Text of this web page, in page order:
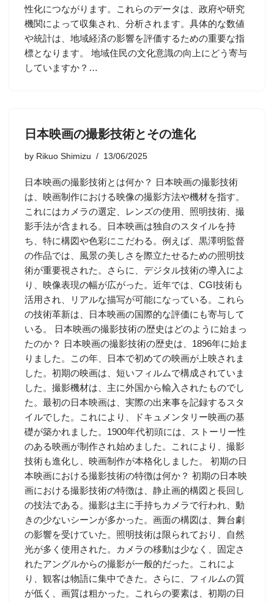
性化につながります。これらのデータは、政府や研究
機関によって収集され、分析されます。具体的な数値
や統計は、地域経済の影響を評価するための重要な指
標となります。 地域住民の文化意識の向上にどう寄与
していますか？…
日本映画の撮影技術とその進化
by Rikuo Shimizu 13/06/2025
日本映画の撮影技術とは何か？ 日本映画の撮影技術
は、映画制作における映像の撮影方法や機材を指す。
これにはカメラの選定、レンズの使用、照明技術、撮
影手法が含まれる。日本映画は独自のスタイルを持
ち、特に構図や色彩にこだわる。例えば、黒澤明監督
の作品では、風景の美しさを際立たせるための照明技
術が重要視された。さらに、デジタル技術の導入によ
り、映像表現の幅が広がった。近年では、CGI技術も
活用され、リアルな描写が可能になっている。これら
の技術革新は、日本映画の国際的な評価にも寄与して
いる。 日本映画の撮影技術の歴史はどのように始まっ
たのか？ 日本映画の撮影技術の歴史は、1896年に始ま
りました。この年、日本で初めての映画が上映されま
した。初期の映画は、短いフィルムで構成されていま
した。撮影機材は、主に外国から輸入されたものでし
た。最初の日本映画は、実際の出来事を記録するスタ
イルでした。これにより、ドキュメンタリー映画の基
礎が築かれました。1900年代初頭には、ストーリー性
のある映画が制作され始めました。これにより、撮影
技術も進化し、映画制作が本格化しました。 初期の日
本映画における撮影技術の特徴は何か？ 初期の日本映
画における撮影技術の特徴は、静止画的構図と長回し
の技法である。撮影は主に手持ちカメラで行われ、動
きの少ないシーンが多かった。画面の構図は、舞台劇
の影響を受けていた。照明技術は限られており、自然
光が多く使用された。カメラの移動は少なく、固定さ
れたアングルからの撮影が一般的だった。これによ
り、観客は物語に集中できた。さらに、フィルムの質
が低く、画質は粗かった。これらの要素は、初期の日